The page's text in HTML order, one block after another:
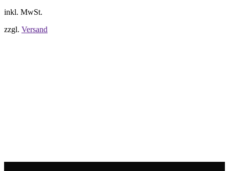
inkl. MwSt.
zzgl. Versand